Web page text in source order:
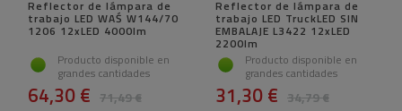
Reflector de lámpara de
trabajo LED WAŚ W144/70
1206 12xLED 4000lm
Producto disponible en
grandes cantidades
71,49 €
64,30 €
Reflector de lámpara de
trabajo LED TruckLED SIN
EMBALAJE L3422 12xLED
2200lm
Producto disponible en
grandes cantidades
34,79 €
31,30 €